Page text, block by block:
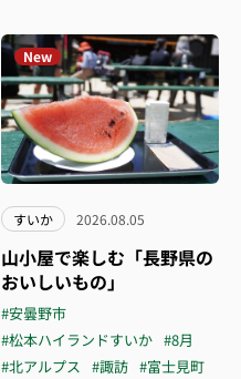
New
すいか 2026.08.05
山小屋で楽しむ「長野県の
おいしいもの」
#安曇野市
#松本ハイランドすいか #8月
#北アルプス
#諏訪 #富士見町